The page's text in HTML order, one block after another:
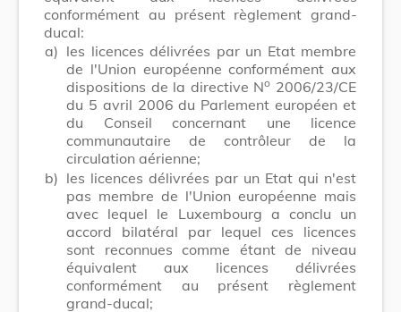
conformément au présent règlement grand-
ducal:
a) les licences délivrées par un Etat membre
de l'Union européenne conformément aux
dispositions de la directive No 2006/23/CE
du 5 avril 2006 du Parlement européen et
du Conseil concernant une licence
communautaire de contrôleur de la
circulation aérienne;
b) les licences délivrées par un Etat qui n'est
pas membre de l'Union européenne mais
avec lequel le Luxembourg a conclu un
accord bilatéral par lequel ces licences
sont reconnues comme étant de niveau
équivalent aux licences délivrées
conformément au présent règlement
grand-ducal;